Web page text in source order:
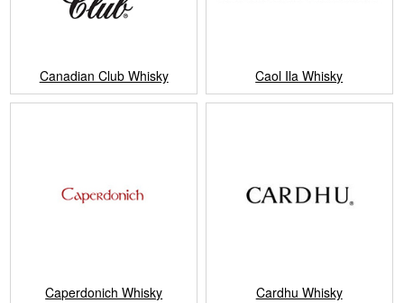
Canadian Club Whisky Caol Ila Whisky
Caperdonich Whisky Cardhu Whisky